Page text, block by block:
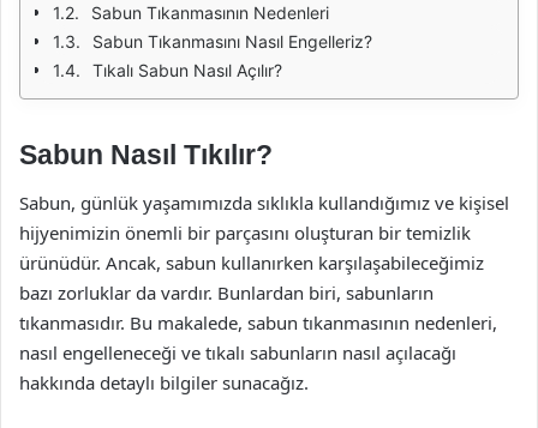
Sabun Tıkanmasının Nedenleri
Sabun Tıkanmasını Nasıl Engelleriz?
Tıkalı Sabun Nasıl Açılır?
Sabun Nasıl Tıkılır?
Sabun, günlük yaşamımızda sıklıkla kullandığımız ve kişisel
hijyenimizin önemli bir parçasını oluşturan bir temizlik
ürünüdür. Ancak, sabun kullanırken karşılaşabileceğimiz
bazı zorluklar da vardır. Bunlardan biri, sabunların
tıkanmasıdır. Bu makalede, sabun tıkanmasının nedenleri,
nasıl engelleneceği ve tıkalı sabunların nasıl açılacağı
hakkında detaylı bilgiler sunacağız.